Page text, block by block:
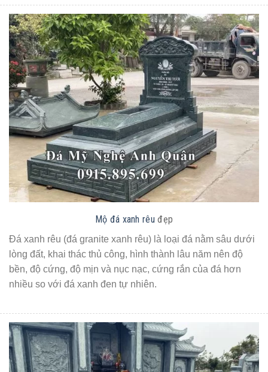
Mộ đá xanh rêu đẹp
Đá xanh rêu (đá granite xanh rêu) là loại đá nằm sâu dưới
lòng đất, khai thác thủ công, hình thành lâu năm nên độ
bền, độ cứng, độ mịn và nục nạc, cứng rắn của đá hơn
nhiều so với đá xanh đen tự nhiên.